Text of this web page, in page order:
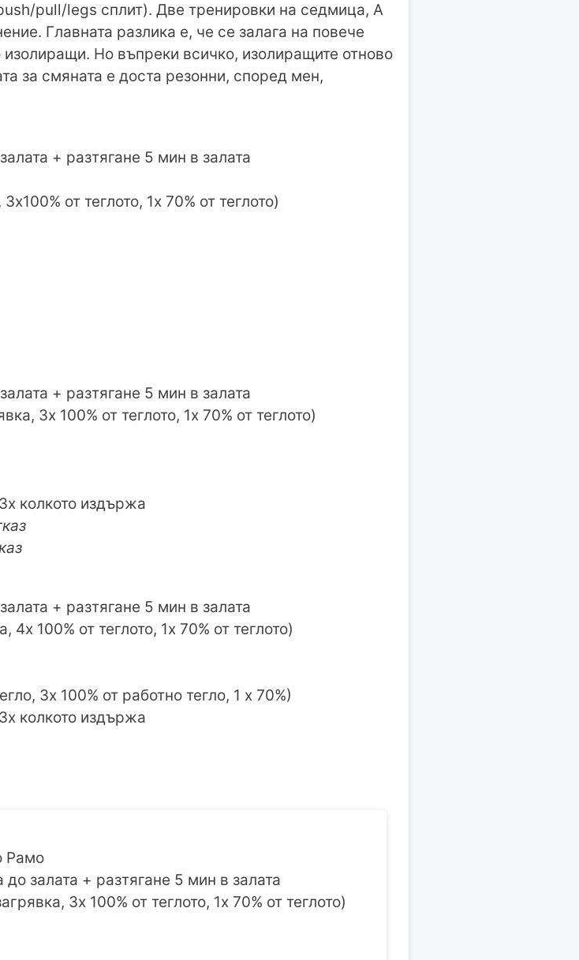
pull/legs сплит). Две тренировки на седмица, А
Главната разлика е, че се залага на повече
Но въпреки всичко, изолиращите отново
за смяната е доста резонни, според мен,
+ разтягане 5 мин в залата
от теглото, 1х 70% от теглото)
+ разтягане 5 мин в залата
3х 100% от теглото, 1х 70% от теглото)
колкото издържа
+ разтягане 5 мин в залата
100% от теглото, 1х 70% от теглото)
3х 100% от работно тегло, 1 х 70%)
колкото издържа
Рамо
залата + разтягане 5 мин в залата
3х 100% от теглото, 1х 70% от теглото)